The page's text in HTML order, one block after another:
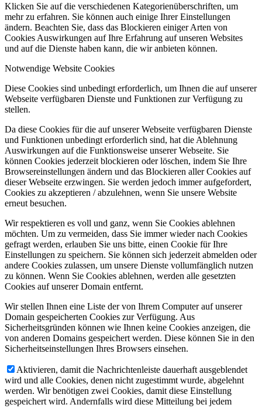
Klicken Sie auf die verschiedenen Kategorienüberschriften, um
mehr zu erfahren. Sie können auch einige Ihrer Einstellungen
ändern. Beachten Sie, dass das Blockieren einiger Arten von
Cookies Auswirkungen auf Ihre Erfahrung auf unseren Websites
und auf die Dienste haben kann, die wir anbieten können.
Notwendige Website Cookies
Diese Cookies sind unbedingt erforderlich, um Ihnen die auf unserer
Webseite verfügbaren Dienste und Funktionen zur Verfügung zu
stellen.
Da diese Cookies für die auf unserer Webseite verfügbaren Dienste
und Funktionen unbedingt erforderlich sind, hat die Ablehnung
Auswirkungen auf die Funktionsweise unserer Webseite. Sie
können Cookies jederzeit blockieren oder löschen, indem Sie Ihre
Browsereinstellungen ändern und das Blockieren aller Cookies auf
dieser Webseite erzwingen. Sie werden jedoch immer aufgefordert,
Cookies zu akzeptieren / abzulehnen, wenn Sie unsere Website
erneut besuchen.
Wir respektieren es voll und ganz, wenn Sie Cookies ablehnen
möchten. Um zu vermeiden, dass Sie immer wieder nach Cookies
gefragt werden, erlauben Sie uns bitte, einen Cookie für Ihre
Einstellungen zu speichern. Sie können sich jederzeit abmelden oder
andere Cookies zulassen, um unsere Dienste vollumfänglich nutzen
zu können. Wenn Sie Cookies ablehnen, werden alle gesetzten
Cookies auf unserer Domain entfernt.
Wir stellen Ihnen eine Liste der von Ihrem Computer auf unserer
Domain gespeicherten Cookies zur Verfügung. Aus
Sicherheitsgründen können wie Ihnen keine Cookies anzeigen, die
von anderen Domains gespeichert werden. Diese können Sie in den
Sicherheitseinstellungen Ihres Browsers einsehen.
Aktivieren, damit die Nachrichtenleiste dauerhaft ausgeblendet
wird und alle Cookies, denen nicht zugestimmt wurde, abgelehnt
werden. Wir benötigen zwei Cookies, damit diese Einstellung
gespeichert wird. Andernfalls wird diese Mitteilung bei jedem